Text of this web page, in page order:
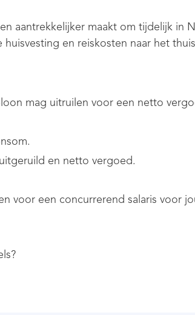
aantrekkelijker maakt om tijdelijk in
en reiskosten naar het
mag uitruilen voor een netto
en netto vergoed.
voor een concurrerend salaris voor